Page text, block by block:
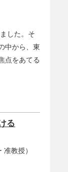
した。そ
中から、東
点をあてる
る
教授）